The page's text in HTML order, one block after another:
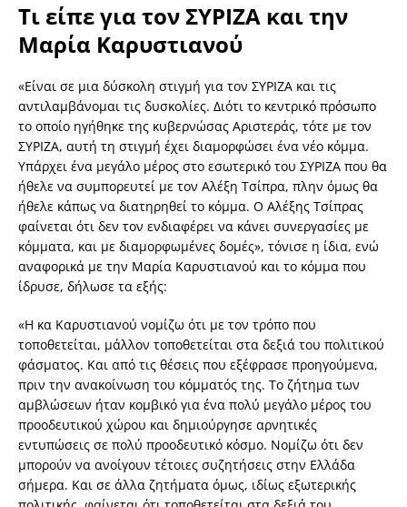
Τι είπε για τον ΣΥΡΙΖΑ και την
Μαρία Καρυστιανού
«Είναι σε μια δύσκολη στιγμή για τον ΣΥΡΙΖΑ και τις
αντιλαμβάνομαι τις δυσκολίες. Διότι το κεντρικό πρόσωπο
το οποίο ηγήθηκε της κυβερνώσας Αριστεράς, τότε με τον
ΣΥΡΙΖΑ, αυτή τη στιγμή έχει διαμορφώσει ένα νέο κόμμα.
Υπάρχει ένα μεγάλο μέρος στο εσωτερικό του ΣΥΡΙΖΑ που θα
ήθελε να συμπορευτεί με τον Αλέξη Τσίπρα, πλην όμως θα
ήθελε κάπως να διατηρηθεί το κόμμα. Ο Αλέξης Τσίπρας
φαίνεται ότι δεν τον ενδιαφέρει να κάνει συνεργασίες με
κόμματα, και με διαμορφωμένες δομές», τόνισε η ίδια, ενώ
αναφορικά με την Μαρία Καρυστιανού και το κόμμα που
ίδρυσε, δήλωσε τα εξής:
«Η κα Καρυστιανού νομίζω ότι με τον τρόπο που
τοποθετείται, μάλλον τοποθετείται στα δεξιά του πολιτικού
φάσματος. Και από τις θέσεις που εξέφρασε προηγούμενα,
πριν την ανακοίνωση του κόμματός της. Το ζήτημα των
αμβλώσεων ήταν κομβικό για ένα πολύ μεγάλο μέρος του
προοδευτικού χώρου και δημιούργησε αρνητικές
εντυπώσεις σε πολύ προοδευτικό κόσμο. Νομίζω ότι δεν
μπορούν να ανοίγουν τέτοιες συζητήσεις στην Ελλάδα
σήμερα. Και σε άλλα ζητήματα όμως, ιδίως εξωτερικής